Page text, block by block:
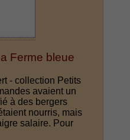
Ferme bleue
- collection Petits
avaient un
à des bergers
nourris, mais
salaire. Pour